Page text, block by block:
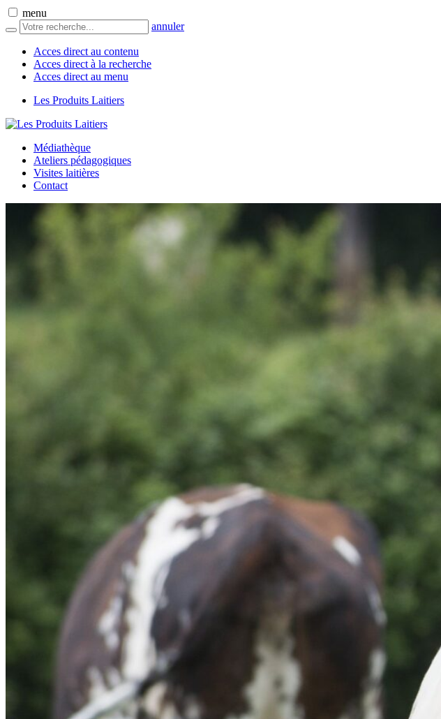
menu
annuler
Acces direct au contenu
Acces direct à la recherche
Acces direct au menu
Les Produits Laitiers
Médiathèque
Ateliers pédagogiques
Visites laitières
Contact